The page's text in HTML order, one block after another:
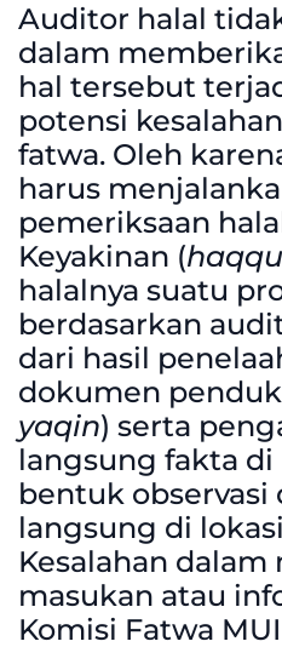
Auditor halal
dalam
hal tersebut
potensi
fatwa. Oleh
harus
pemeriksaan
Keyakinan (
halalnya suatu
berdasarkan
dari hasil
dokumen
yaqin) serta
langsung fakta
bentuk observasi
langsung di
Kesalahan
masukan atau
Komisi Fatwa